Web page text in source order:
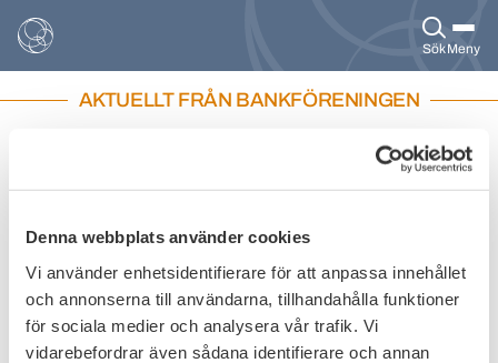
Denna webbplats använder cookies
Vi använder enhetsidentifierare för att anpassa innehållet
och annonserna till användarna, tillhandahålla funktioner
för sociala medier och analysera vår trafik. Vi
vidarebefordrar även sådana identifierare och annan
SökMeny
AKTUELLT FRÅN BANKFÖRENINGEN
Open finance. Till följd av det har experter studerat
användningsfall och sammanfattat sina synpunkter i
en rapport. Svenska Bankföreningen har
sammanfattat de mest väsentliga delarna i
rapporten.